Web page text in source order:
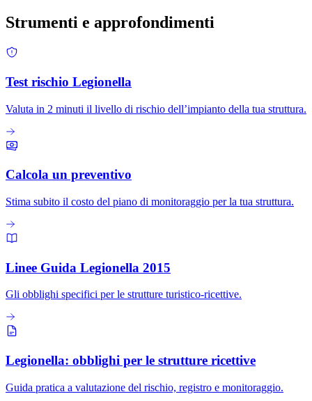
Strumenti e approfondimenti
Test rischio Legionella
Valuta in 2 minuti il livello di rischio dell’impianto della tua struttura.
Calcola un preventivo
Stima subito il costo del piano di monitoraggio per la tua struttura.
Linee Guida Legionella 2015
Gli obblighi specifici per le strutture turistico-ricettive.
Legionella: obblighi per le strutture ricettive
Guida pratica a valutazione del rischio, registro e monitoraggio.